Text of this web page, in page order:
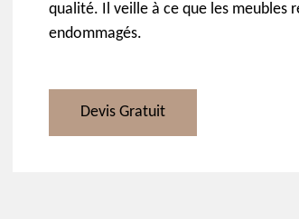
qualité. Il veille à ce que les meubles
endommagés.
Devis Gratuit